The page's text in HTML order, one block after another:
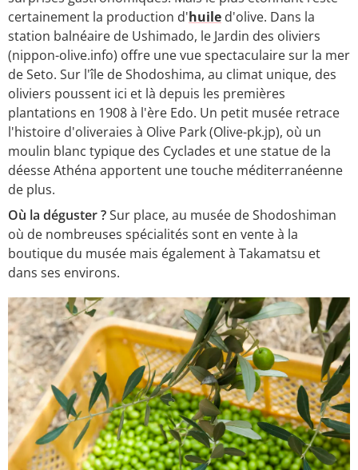
certainement la production d'huile d'olive. Dans la
station balnéaire de Ushimado, le Jardin des oliviers
(nippon-olive.info) offre une vue spectaculaire sur la mer
de Seto. Sur l'île de Shodoshima, au climat unique, des
oliviers poussent ici et là depuis les premières
plantations en 1908 à l'ère Edo. Un petit musée retrace
l'histoire d'oliveraies à Olive Park (Olive-pk.jp), où un
moulin blanc typique des Cyclades et une statue de la
déesse Athéna apportent une touche méditerranéenne
de plus.
Où la déguster ?Sur place, au musée de Shodoshiman
où de nombreuses spécialités sont en vente à la
boutique du musée mais également à Takamatsu et
dans ses environs.